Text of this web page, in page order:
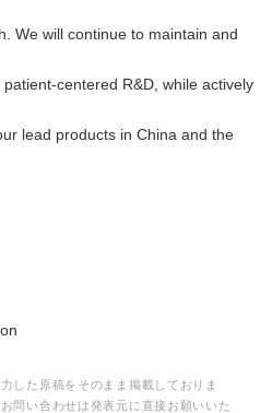
We will continue to maintain and
centered R&D, while actively
lead products in China and the
した原稿をそのまま掲載しておりま
問い合わせは発表元に直接お願いいた